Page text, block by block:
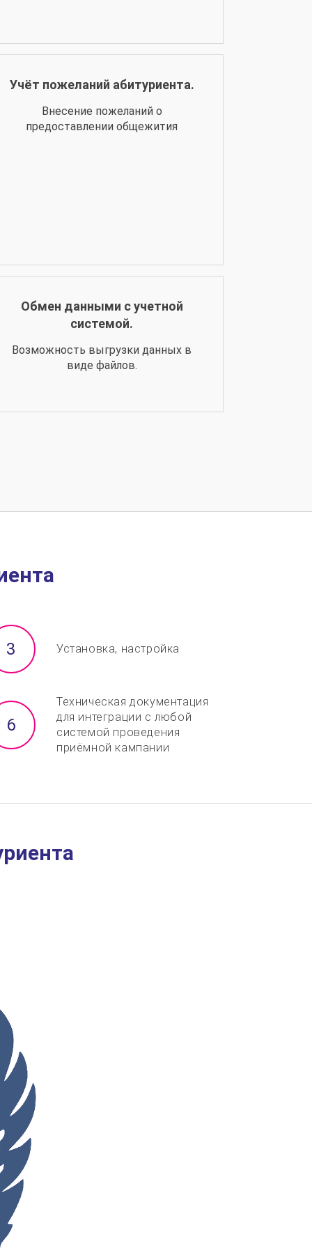
Учёт пожеланий абитуриента.
Внесение пожеланий о
предоставлении общежития
Обмен данными с учетной
системой.
Возможность выгрузки данных в
виде файлов.
Установка, настройка
Техническая документация
для интеграции с любой
системой проведения
приёмной кампании